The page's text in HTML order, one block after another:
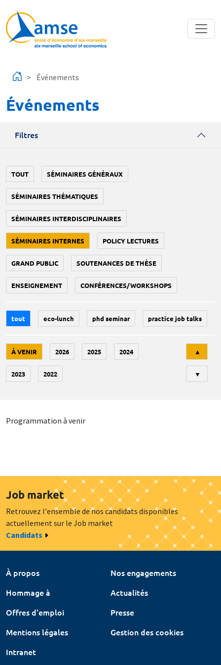
Événements
Événements
Filtres
TOUT SÉMINAIRES GÉNÉRAUX
SÉMINAIRES THÉMATIQUES
SÉMINAIRES INTERDISCIPLINAIRES
SÉMINAIRES INTERNES POLICY LECTURES
GRAND PUBLIC SOUTENANCES DE THÈSE
ENSEIGNEMENT CONFÉRENCES/WORKSHOPS
tout eco-lunch phd seminar practice job talks
À VENIR 2026 2025 2024
2023 2022
▲
▼
Programmation à venir
Job market
Retrouvez l'ensemble de nos candidats disponibles
actuellement sur le Job market
Candidats
À propos
Nos engagements
Hommage à
Actualités
Offres d'emploi
Presse
Mentions légales
Gestion des cookies
Intranet